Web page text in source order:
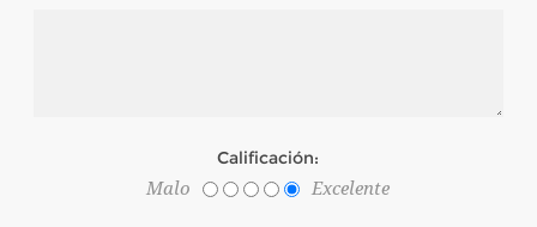
Calificación:
Malo
Excelente